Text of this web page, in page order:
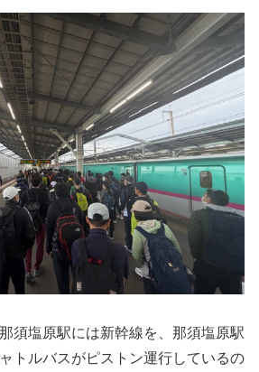
須塩原駅には新幹線を、那須塩原駅
トルバスがピストン運行しているの